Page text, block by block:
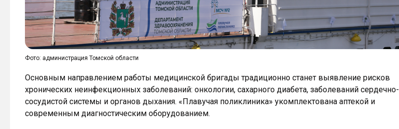
Фото: администрация Томской области
Основным направлением работы медицинской бригады традиционно станет выявление рисков
хронических неинфекционных заболеваний: онкологии, сахарного диабета, заболеваний сердечно-
сосудистой системы и органов дыхания. «Плавучая поликлиника» укомплектована аптекой и
современным диагностическим оборудованием.